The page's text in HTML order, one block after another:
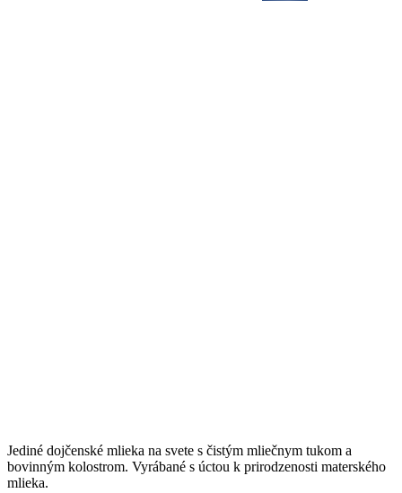
Jediné dojčenské mlieka na svete s čistým mliečnym tukom a
bovinným kolostrom. Vyrábané s úctou k prirodzenosti materského
mlieka.